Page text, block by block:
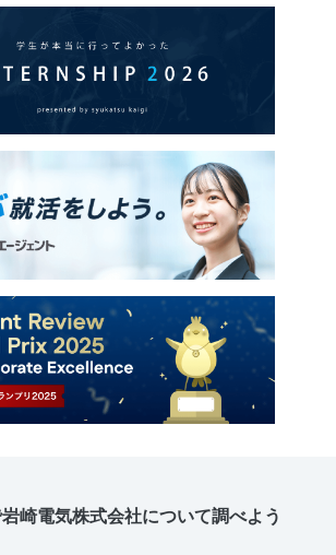
崎電気株式会社について調べよう